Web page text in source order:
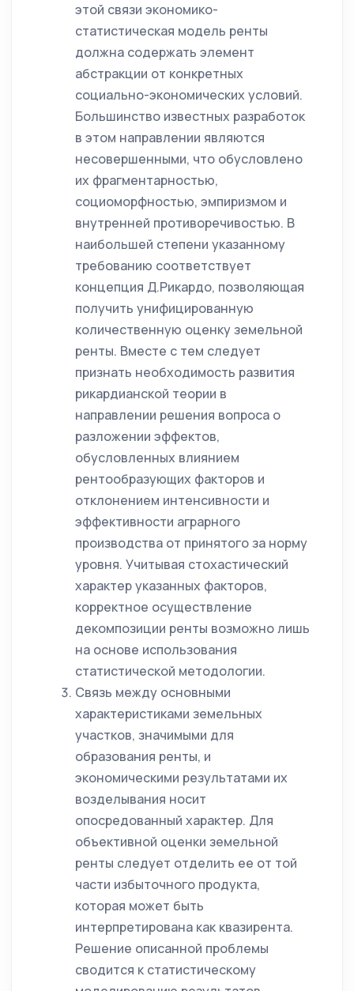
этой связи экономико-
статистическая модель ренты
должна содержать элемент
абстракции от конкретных
социально-экономических условий.
Большинство известных разработок
в этом направлении являются
несовершенными, что обусловлено
их фрагментарностью,
социоморфностью, эмпиризмом и
внутренней противоречивостью. В
наибольшей степени указанному
требованию соответствует
концепция Д.Рикардо, позволяющая
получить унифицированную
количественную оценку земельной
ренты. Вместе с тем следует
признать необходимость развития
рикардианской теории в
направлении решения вопроса о
разложении эффектов,
обусловленных влиянием
рентообразующих факторов и
отклонением интенсивности и
эффективности аграрного
производства от принятого за норму
уровня. Учитывая стохастический
характер указанных факторов,
корректное осуществление
декомпозиции ренты возможно лишь
на основе использования
статистической методологии.
Связь между основными
характеристиками земельных
участков, значимыми для
образования ренты, и
экономическими результатами их
возделывания носит
опосредованный характер. Для
объективной оценки земельной
ренты следует отделить ее от той
части избыточного продукта,
которая может быть
интерпретирована как квазирента.
Решение описанной проблемы
сводится к статистическому